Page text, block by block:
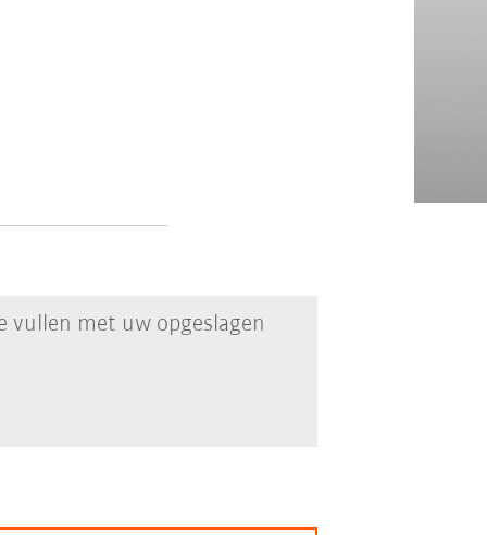
met uw opgeslagen